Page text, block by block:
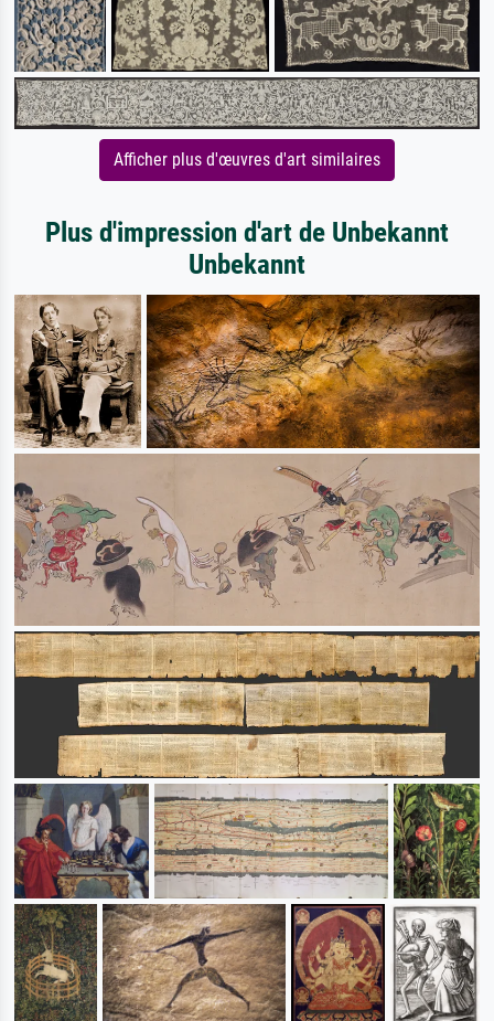
Afficher plus d'œuvres d'art similaires
Plus d'impression d'art de Unbekannt
Unbekannt